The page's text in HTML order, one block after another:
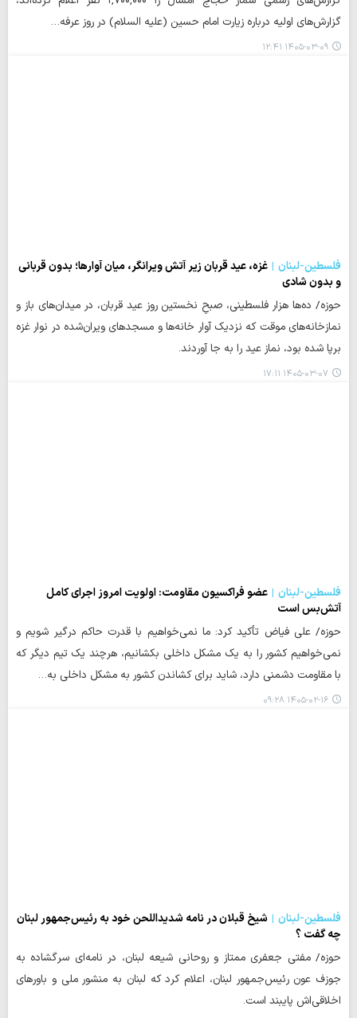
گزارش‌های اولیه درباره زیارت امام حسین (علیه السلام) در روز عرفه…
۱۴۰۵-۰۳-۰۹ ۱۲:۴۱
فلسطین-لبنان
غزه، عید قربان زیر آتش ویرانگر، میان آوارها؛ بدون قربانی
و بدون شادی
حوزه/ ده‌ها هزار فلسطینی، صبحِ نخستین روز عید قربان، در میدان‌های باز و
نمازخانه‌های موقت که نزدیک آوار خانه‌ها و مسجدهای ویران‌شده در نوار غزه
برپا شده بود، نماز عید را به جا آوردند.
۱۴۰۵-۰۳-۰۷ ۱۷:۱۱
فلسطین-لبنان
عضو فراکسیون مقاومت: اولویت امروز اجرای کامل
آتش‌بس است
حوزه/ علی فیاض تأکید کرد: ما نمی‌خواهیم با قدرت حاکم درگیر شویم و
نمی‌خواهیم کشور را به یک مشکل داخلی بکشانیم، هرچند یک تیم دیگر که
با مقاومت دشمنی دارد، شاید برای کشاندن کشور به مشکل داخلی به…
۱۴۰۵-۰۲-۱۶ ۰۹:۲۸
فلسطین-لبنان
شیخ قبلان در نامه شدیداللحن خود به رئیس‌جمهور لبنان
چه گفت ؟
حوزه/ مفتی جعفری ممتاز و روحانی شیعه لبنان، در نامه‌ای سرگشاده به
جوزف عون رئیس‌جمهور لبنان، اعلام کرد که لبنان به منشور ملی و باورهای
اخلاقی‌اش پایبند است.